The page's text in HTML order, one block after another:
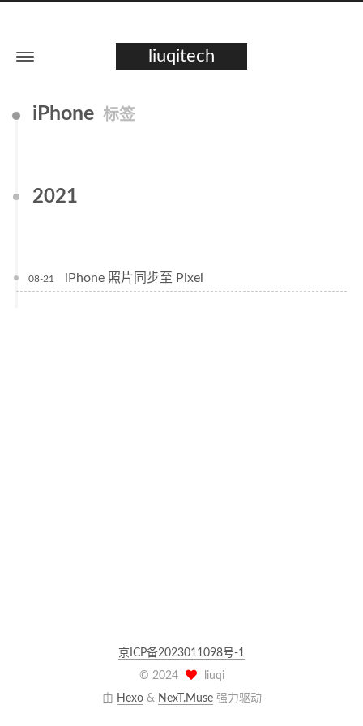
liuqitech
iPhone 标签
2021
08-21 iPhone 照片同步至 Pixel
京ICP备2023011098号-1
© 2024
liuqi
由 Hexo& NexT.Muse强力驱动